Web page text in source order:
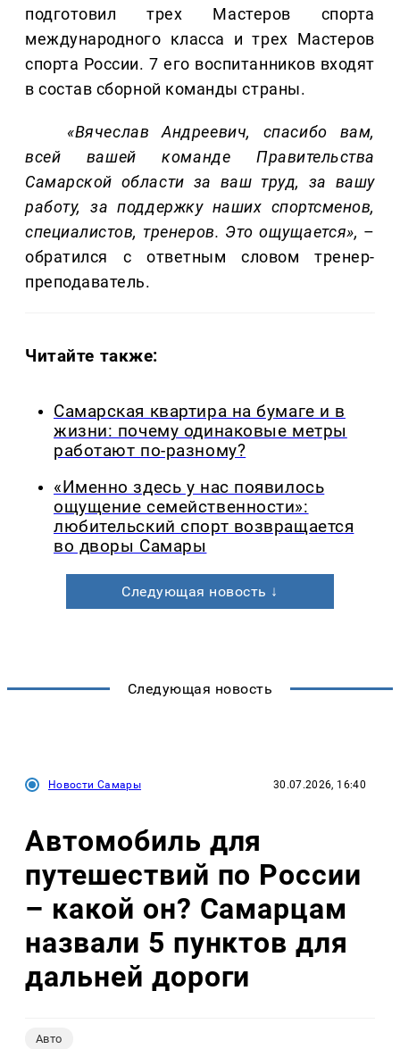
подготовил трех Мастеров спорта
международного класса и трех Мастеров
спорта России. 7 его воспитанников входят
в состав сборной команды страны.
«Вячеслав Андреевич, спасибо вам,
всей вашей команде Правительства
Самарской области за ваш труд, за вашу
работу, за поддержку наших спортсменов,
специалистов, тренеров. Это ощущается», –
обратился с ответным словом тренер-
преподаватель.
Читайте также:
Самарская квартира на бумаге и в
жизни: почему одинаковые метры
работают по-разному?
«Именно здесь у нас появилось
ощущение семейственности»:
любительский спорт возвращается
во дворы Самары
Следующая новость ↓
Следующая новость
Новости Самары 30.07.2026, 16:40
Автомобиль для
путешествий по России
– какой он? Самарцам
назвали 5 пунктов для
дальней дороги
Авто